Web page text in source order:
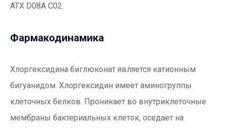
АТХ D08А С02.
Фармакодинамика
Хлоргексидина биглюконат является катионным
бигуанидом. Хлоргексидин имеет аминогруппы
клеточных белков. Проникает во внутриклеточные
мембраны бактериальных клеток, оседает на